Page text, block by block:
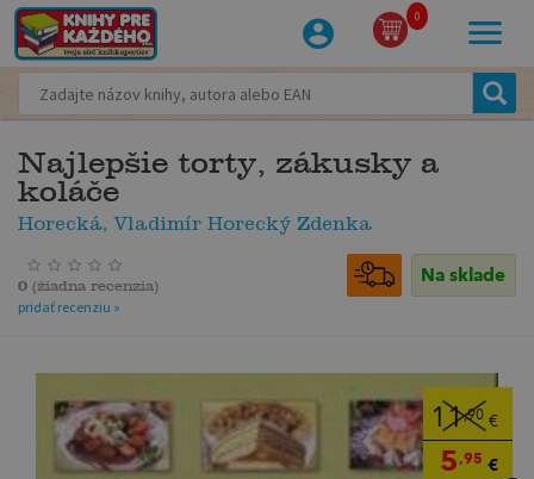
0
Najlepšie torty, zákusky a
koláče
Horecká, Vladimír Horecký Zdenka
Na sklade
0 (žiadna recenzia)
pridať recenziu »
11,90 €
5,95 €